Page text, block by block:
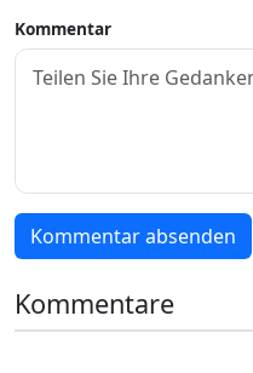
Kommentar
Kommentar absenden
Kommentare